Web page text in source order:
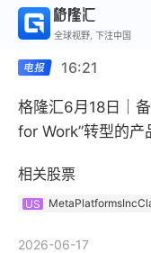
全球视野, 下注中国
16:21
格隆汇6月18日｜
for Work”转型的产
相关股票
US
2026-06-17